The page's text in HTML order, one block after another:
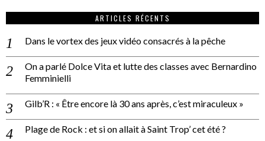
ARTICLES RÉCENTS
Dans le vortex des jeux vidéo consacrés à la pêche
On a parlé Dolce Vita et lutte des classes avec Bernardino
Femminielli
Gilb’R : « Être encore là 30 ans après, c’est miraculeux »
Plage de Rock : et si on allait à Saint Trop’ cet été ?